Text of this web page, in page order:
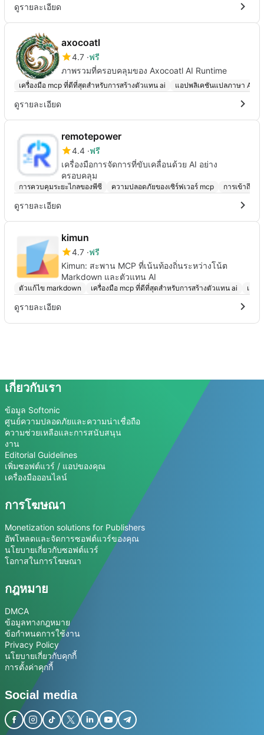
ดูรายละเอียด
axocoatl
4.7 ฟรี
ภาพรวมที่ครอบคลุมของ Axocoatl AI Runtime
เครื่องมือ mcp ที่ดีที่สุดสำหรับการสร้างตัวแทน ai แอปพลิเคชันแปลภาษา AI
ดูรายละเอียด
remotepower
4.4 ฟรี
เครื่องมือการจัดการที่ขับเคลื่อนด้วย AI อย่าง
ครอบคลุม
การควบคุมระยะไกลของพีซี ความปลอดภัยของเซิร์ฟเวอร์ mcp การเข้าถึงระ
ดูรายละเอียด
kimun
4.7 ฟรี
Kimun: สะพาน MCP ที่เน้นท้องถิ่นระหว่างโน้ต
Markdown และตัวแทน AI
ตัวแก้ไข markdown เครื่องมือ mcp ที่ดีที่สุดสำหรับการสร้างตัวแทน ai เครื่
ดูรายละเอียด
เกี่ยวกับเรา
ข้อมูล Softonic
ศูนย์ความปลอดภัยและความน่าเชื่อถือ
ความช่วยเหลือและการสนับสนุน
งาน
Editorial Guidelines
เพิ่มซอฟต์แวร์ / แอปของคุณ
เครื่องมือออนไลน์
การโฆษณา
Monetization solutions for Publishers
อัพโหลดและจัดการซอฟต์แวร์ของคุณ
นโยบายเกี่ยวกับซอฟต์แวร์
โอกาสในการโฆษณา
กฎหมาย
DMCA
ข้อมูลทางกฎหมาย
ข้อกำหนดการใช้งาน
Privacy Policy
นโยบายเกี่ยวกับคุกกี้
การตั้งค่าคุกกี้
Social media